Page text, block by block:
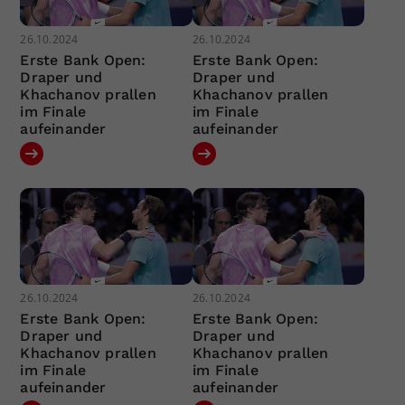
26.10.2024
Erste Bank Open:
Draper und
Khachanov prallen
im Finale
aufeinander
26.10.2024
Erste Bank Open:
Draper und
Khachanov prallen
im Finale
aufeinander
26.10.2024
Erste Bank Open:
Draper und
Khachanov prallen
im Finale
aufeinander
26.10.2024
Erste Bank Open:
Draper und
Khachanov prallen
im Finale
aufeinander